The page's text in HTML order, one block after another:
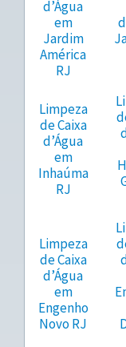
d’Água
em
Jardim
América
RJ
Limpeza
de Caixa
d’Água
em
Inhaúma
RJ
Limpeza
de Caixa
d’Água
em
Engenho
Novo RJ